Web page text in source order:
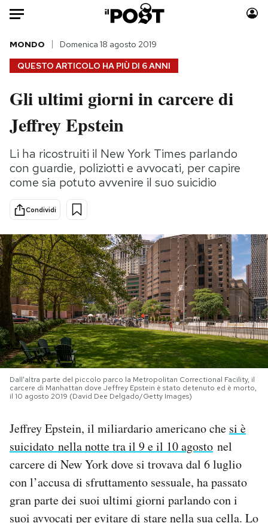
Auto
HOME
Italia
Politica
Tecnologia
Internet
Scienza
Cultura
Economia
Sport
Moda
Storie/Idee
Ok Boomer!
Media
Mondiali calcio 2026
PODCAST
NEWSLETTER
I MIEI PREFERITI
CALENDARIO
AREA PERSONALE
Area Personale
QUESTO ARTICOLO HA PIÙ DI 6 ANNI
MONDO Domenica 18 agosto 2019
Gli ultimi giorni in carcere di
Jeffrey Epstein
Li ha ricostruiti il New York Times parlando
con guardie, poliziotti e avvocati, per capire
come sia potuto avvenire il suo suicidio
Condividi
Dall'altra parte del piccolo parco la Metropolitan Correctional Facility, il
carcere di Manhattan dove Jeffrey Epstein è stato detenuto ed è morto,
il 10 agosto 2019 (David Dee Delgado/Getty Images)
Jeffrey Epstein, il miliardario americano che si è
suicidato nella notte tra il 9 e il 10 agosto nel
carcere di New York dove si trovava dal 6 luglio
con l’accusa di sfruttamento sessuale, ha passato
gran parte dei suoi ultimi giorni parlando con i
suoi avvocati per evitare di stare nella sua cella. Lo